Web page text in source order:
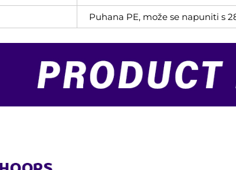
Puhana PE, može se napuniti s